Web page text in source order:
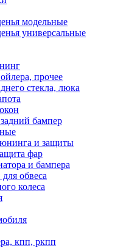
модельные
универсальные
прочее
стекла, люка
бампер
и защиты
фар
и бампера
обвеса
колеса
кпп, ркпп